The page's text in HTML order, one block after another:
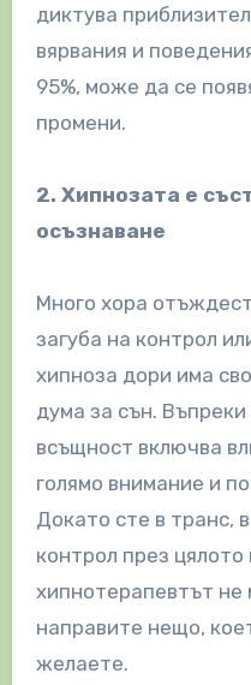
диктува
вярвания и
95%, може да се
промени.
2. Хипнозата е
осъзнаване
Много хора
загуба на контрол
хипноза дори има
дума за сън.
всъщност включва
голямо внимание и
Докато сте в транс,
контрол през цялото
хипнотерапевтът
направите нещо,
желаете.